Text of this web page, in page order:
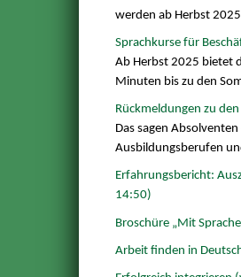
werden ab Herbst
Sprachkurse für
Ab Herbst 2025 bietet
Minuten bis zu den
Rückmeldungen zu
Das sagen
Ausbildungsberufen
Erfahrungsbericht:
14:50)
Broschüre „Mit
Arbeit finden in